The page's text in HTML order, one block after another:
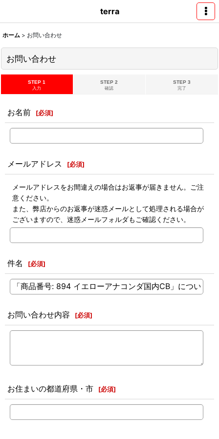
terra
ホーム > お問い合わせ
お問い合わせ
STEP 1
入力
STEP 2
確認
STEP 3
完了
お名前 [必須]
メールアドレス [必須]
メールアドレスをお間違えの場合はお返事が届きません。ご注
意ください。
また、弊店からのお返事が迷惑メールとして処理される場合が
ございますので、迷惑メールフォルダもご確認ください。
件名 [必須]
お問い合わせ内容 [必須]
お住まいの都道府県・市 [必須]